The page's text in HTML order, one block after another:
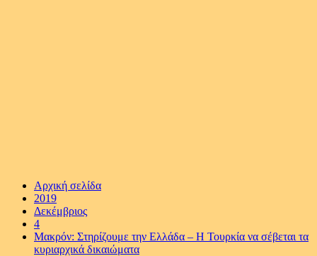
Αρχική σελίδα
2019
Δεκέμβριος
4
Μακρόν: Στηρίζουμε την Ελλάδα – Η Τουρκία να σέβεται τα
κυριαρχικά δικαιώματα